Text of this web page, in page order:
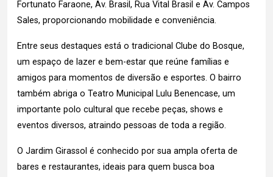
Fortunato Faraone, Av. Brasil, Rua Vital Brasil e Av. Campos
Sales, proporcionando mobilidade e conveniência.
Entre seus destaques está o tradicional Clube do Bosque,
um espaço de lazer e bem-estar que reúne famílias e
amigos para momentos de diversão e esportes. O bairro
também abriga o Teatro Municipal Lulu Benencase, um
importante polo cultural que recebe peças, shows e
eventos diversos, atraindo pessoas de toda a região.
O Jardim Girassol é conhecido por sua ampla oferta de
bares e restaurantes, ideais para quem busca boa